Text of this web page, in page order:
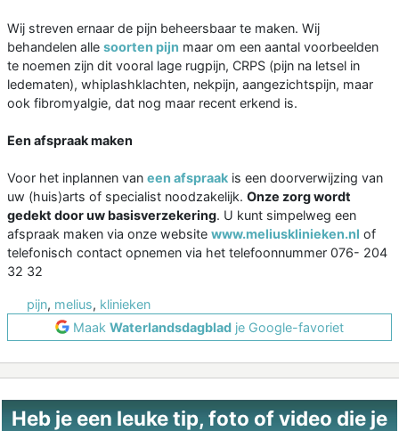
Wij streven ernaar de pijn beheersbaar te maken. Wij
behandelen alle soorten pijn maar om een aantal voorbeelden
te noemen zijn dit vooral lage rugpijn, CRPS (pijn na letsel in
ledematen), whiplashklachten, nekpijn, aangezichtspijn, maar
ook fibromyalgie, dat nog maar recent erkend is.
Een afspraak maken
Voor het inplannen van een afspraak is een doorverwijzing van
uw (huis)arts of specialist noodzakelijk. Onze zorg wordt
gedekt door uw basisverzekering. U kunt simpelweg een
afspraak maken via onze website www.meliusklinieken.nl of
telefonisch contact opnemen via het telefoonnummer 076- 204
32 32
pijn, melius, klinieken
Maak Waterlandsdagblad je Google-favoriet
Heb je een leuke tip, foto of video die je